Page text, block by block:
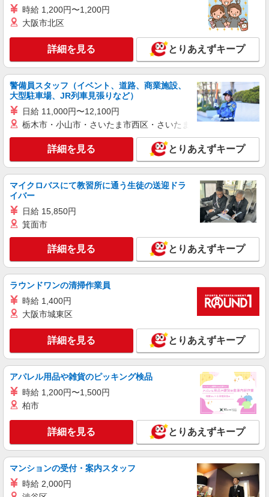
時給 1,200円〜1,200円
大阪市北区
詳細を見る とりあえずキープ
警備員スタッフ（イベント、道路、商業施設、
大型駐車場、JR列車見張りなど）
日給 11,000円〜12,100円
栃木市・小山市・さいたま市西区・さいたま市岩槻区・久喜市・
詳細を見る とりあえずキープ
マイクロバスにて教習所に通う生徒の送迎ドラ
イバー
日給 15,850円
箕面市
詳細を見る とりあえずキープ
ラウンドワンの清掃作業員
時給 1,400円
大阪市城東区
詳細を見る とりあえずキープ
アパレル用品や雑貨のピッキング検品
時給 1,200円〜1,500円
柏市
詳細を見る とりあえずキープ
マンションの受付・案内スタッフ
時給 2,000円